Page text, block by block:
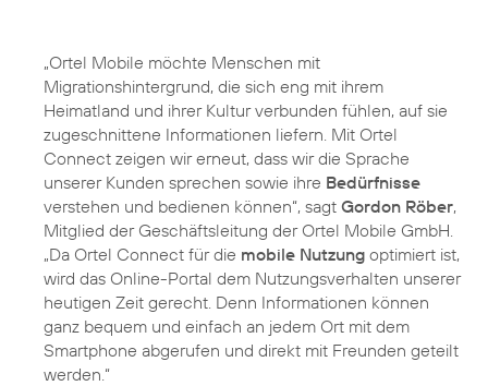
„Ortel Mobile möchte Menschen mit
Migrationshintergrund, die sich eng mit ihrem
Heimatland und ihrer Kultur verbunden fühlen, auf sie
zugeschnittene Informationen liefern. Mit Ortel
Connect zeigen wir erneut, dass wir die Sprache
unserer Kunden sprechen sowie ihre Bedürfnisse
verstehen und bedienen können“, sagt Gordon Röber,
Mitglied der Geschäftsleitung der Ortel Mobile GmbH.
„Da Ortel Connect für die mobile Nutzung optimiert ist,
wird das Online-Portal dem Nutzungsverhalten unserer
heutigen Zeit gerecht. Denn Informationen können
ganz bequem und einfach an jedem Ort mit dem
Smartphone abgerufen und direkt mit Freunden geteilt
werden.“